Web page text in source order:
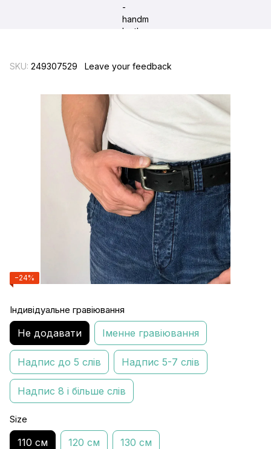
SKU: 249307529 Leave your feedback
−24%
Індивідуальне гравіювання
Не додавати Іменне гравіювання
Надпис до 5 слів Надпис 5-7 слів
Надпис 8 і більше слів
Size
110 см 120 см 130 см